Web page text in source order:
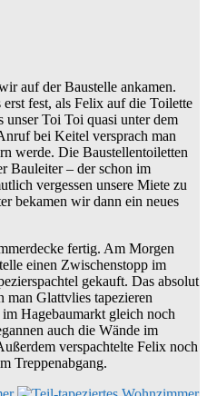
auf der Baustelle ankamen.
fest, als Felix auf die Toilette
unser Toi Toi quasi unter dem
bei Keitel versprach man
werde. Die Baustellentoiletten
Bauleiter – der schon im
vergessen unsere Miete zu
bekamen wir dann ein neues
fertig. Am Morgen
einen Zwischenstopp im
gekauft. Das absolut
man Glattvlies tapezieren
Hagebaumarkt gleich noch
auch die Wände im
verspachtelte Felix noch
Treppenabgang.